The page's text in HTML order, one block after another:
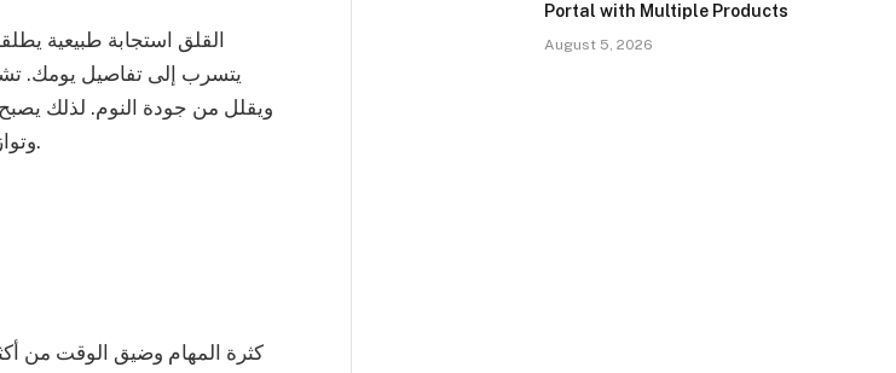
القلق استجابة طبيعية
يتسرب إلى تفاصيل يومك.
ويقلل من جودة النوم. لذلك
متوازن يعكس استقرارك الداخلي.
كثرة المهام وضيق الوقت من
Portal with Multiple Products
August 5, 2026